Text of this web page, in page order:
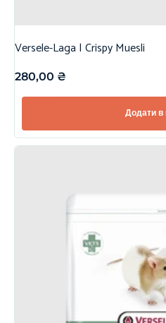
Versele-Laga | Crispy Muesli
280,00 ₴
Додати в